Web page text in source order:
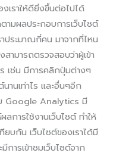
เราให้ดียิ่งขึ้นต่อไปได้
มผลประกอบการเว็บไซต์
าประมาณกี่คน มาจากที่ไหน
ามารถตรวจสอบว่าผู้เข้า
เช่น มีการคลิกปุ่มต่างๆ
านเท่าไร และอื่นๆอีก
Google Analytics มี
การใช้งานเว็บไซต์ ทำให้
ยบกัน เว็บไซต์ของเราได้มี
การเข้าชมเว็บไซต์จาก